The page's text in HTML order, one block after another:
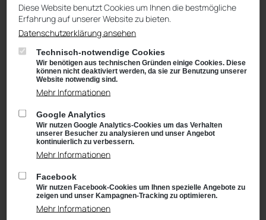
Niederlassung Gotha
CUPRA & SEAT
Cyrusstraße 22
Anfahrt:Route planen mit Google Maps
Tel.: +49 (0) 3621 45040
Öffnungszeiten
und Sa von 09:00 – 13:00 Uhr
Teiledienst: Mo – Fr von 08:00 – 17:00 Uhr
und Sa von 09:00 – 13:00 Uhr
Verkauf: Mo – Fr von 08:00 – 18:00 Uhr
Waschanlage: Mo – Fr von 07:00 – 18:00 Uhr
und Sa von 09:00 – 13:00 Uhr
Diese Website benutzt Cookies um Ihnen die bestmögliche
Erfahrung auf unserer Website zu bieten.
Datenschutzerklärung ansehen
Technisch-notwendige Cookies
Wir benötigen aus technischen Gründen einige Cookies. Diese
können nicht deaktiviert werden, da sie zur Benutzung unserer
Website notwendig sind.
Mehr Informationen
Google Analytics
Wir nutzen Google Analytics-Cookies um das Verhalten
unserer Besucher zu analysieren und unser Angebot
kontinuierlich zu verbessern.
Mehr Informationen
Facebook
Wir nutzen Facebook-Cookies um Ihnen spezielle Angebote zu
zeigen und unser Kampagnen-Tracking zu optimieren.
Mehr Informationen